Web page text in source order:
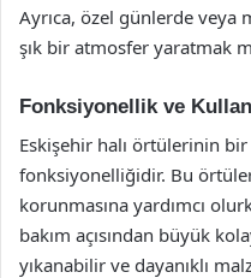
Ayrıca, özel günlerde veya
şık bir atmosfer yaratmak
Fonksiyonellik ve
Eskişehir halı örtülerinin
fonksiyonelliğidir. Bu
korunmasına yardımcı
bakım açısından büyük
yıkanabilir ve dayanıklı